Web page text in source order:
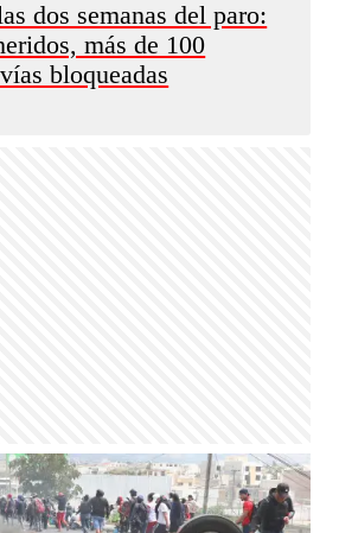
dos semanas del paro:
más de 100
bloqueadas